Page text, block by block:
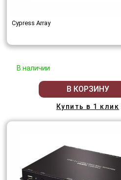
Cypress Array
В наличии
В КОРЗИНУ
Купить в 1 клик